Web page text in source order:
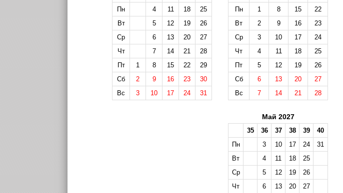
Пн
4 11 18
25
Вт
5 12 19
26
Ср
6 13 20
27
Чт
7 14 21
28
Пт
1 8 15 22
29
Сб
2 9 16 23
30
Вс
3 10 17 24 31
Пн
1 8 15
22
Вт
2 9 16
23
Ср
3 10 17
24
Чт
4 11 18
25
Пт
5 12 19
26
Сб
6 13 20
27
Вс
7 14 21 28
Май 2027
35 36 37 38 39
40
Пн
3 10 17 24
31
Вт
4 11 18
25
Ср
5 12 19
26
Чт
6 13 20 27